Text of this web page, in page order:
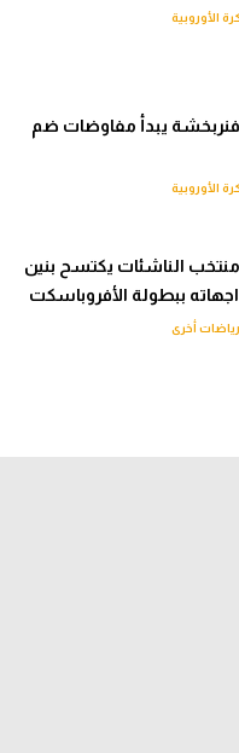
الأوروبية
فنربخشة يبدأ مفاوضات ضم
الأوروبية
الناشئات يكتسح بنين
ببطولة الأفروباسكت
رياضات أخرى